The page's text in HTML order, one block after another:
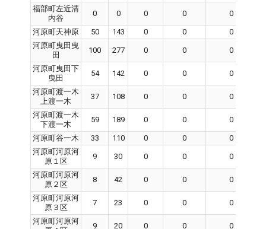
福部町左近清
内谷
0 0 0 0 0
河原町天神原 50 143 0 0
0
河原町曳田曳
田
100 277 0 0 0
河原町曳田下
曳田
54 142 0 0 0
河原町渡一木
上渡一木
37 108 0 0 0
河原町渡一木
下渡一木
59 189 0 0 0
河原町谷一木 33 110 0 0
0
河原町河原河
原１区
9 30 0 0 0
河原町河原河
原２区
8 42 0 0 0
河原町河原河
原３区
7 23 0 0 0
河原町河原河
9 20 0 0 0